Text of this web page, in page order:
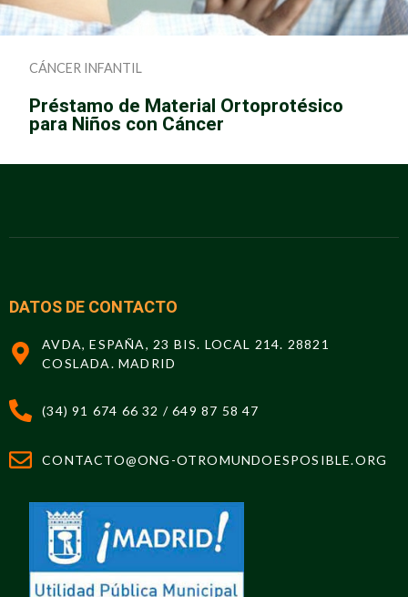
CÁNCER INFANTIL
Préstamo de Material Ortoprotésico
para Niños con Cáncer
DATOS DE CONTACTO
AVDA, ESPAÑA, 23 BIS. LOCAL 214. 28821
COSLADA. MADRID
(34) 91 674 66 32 / 649 87 58 47
CONTACTO@ONG-OTROMUNDOESPOSIBLE.ORG